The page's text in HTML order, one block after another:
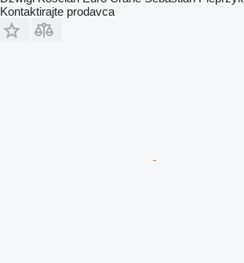
Kontaktirajte prodavca